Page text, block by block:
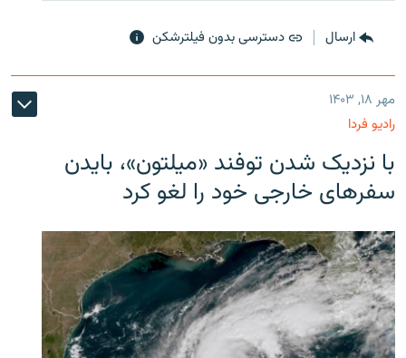
ارسال دسترسی بدون فیلترشکن
مهر ۱۸, ۱۴۰۳
رادیو فردا
با نزدیک شدن توفند «میلتون»، بایدن
سفرهای خارجی خود را لغو کرد